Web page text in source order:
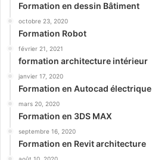
Formation en dessin Bâtiment
octobre 23, 2020
Formation Robot
février 21, 2021
formation architecture intérieur
janvier 17, 2020
Formation en Autocad électrique
mars 20, 2020
Formation en 3DS MAX
septembre 16, 2020
Formation en Revit architecture